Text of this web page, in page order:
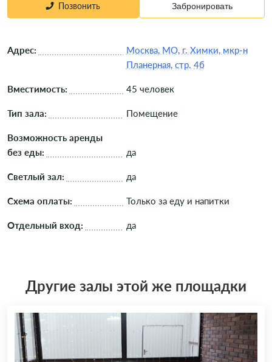
Позвонить Забронировать
Адрес:
Москва, МО, г. Химки, мкр-н
Планерная, стр. 4б
Вместимость: 45 человек
Тип зала: Помещение
Возможность аренды
без еды:
да
Светлый зал: да
Схема оплаты: Только за еду и напитки
Отдельный вход: да
Другие залы этой же площадки